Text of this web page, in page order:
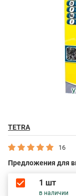
TETRA
16
Предложения для
1 шт
в наличии